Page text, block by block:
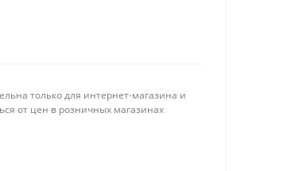
только для интернет-магазина и
от цен в розничных магазинах